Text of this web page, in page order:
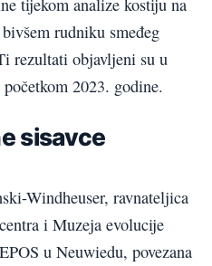
rudniku smeđeg
rezultati objavljeni su u
2023. godine.
sisavce
Windheuser, ravnateljica
i Muzeja evolucije
u Neuwiedu, povezana